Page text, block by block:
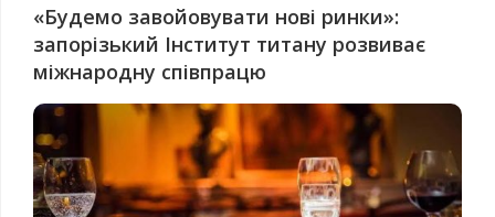
«Будемо завойовувати нові ринки»:
запорізький Інститут титану розвиває
міжнародну співпрацю